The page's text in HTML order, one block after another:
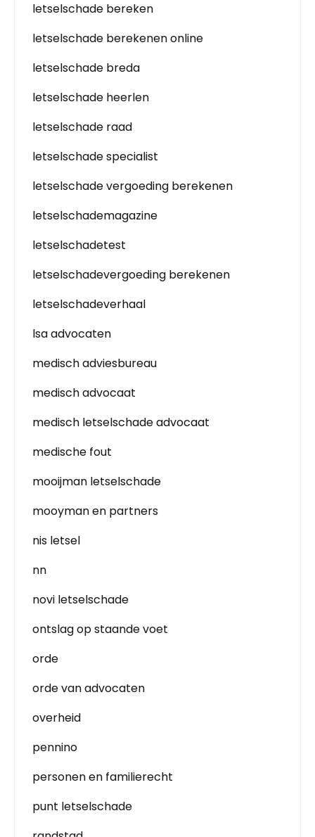
letselschade bereken
letselschade berekenen online
letselschade breda
letselschade heerlen
letselschade raad
letselschade specialist
letselschade vergoeding berekenen
letselschademagazine
letselschadetest
letselschadevergoeding berekenen
letselschadeverhaal
lsa advocaten
medisch adviesbureau
medisch advocaat
medisch letselschade advocaat
medische fout
mooijman letselschade
mooyman en partners
nis letsel
nn
novi letselschade
ontslag op staande voet
orde
orde van advocaten
overheid
pennino
personen en familierecht
punt letselschade